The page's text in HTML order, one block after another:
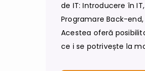
de IT: Introducere în
Programare Back-
Acestea oferă
ce i se potrivește la